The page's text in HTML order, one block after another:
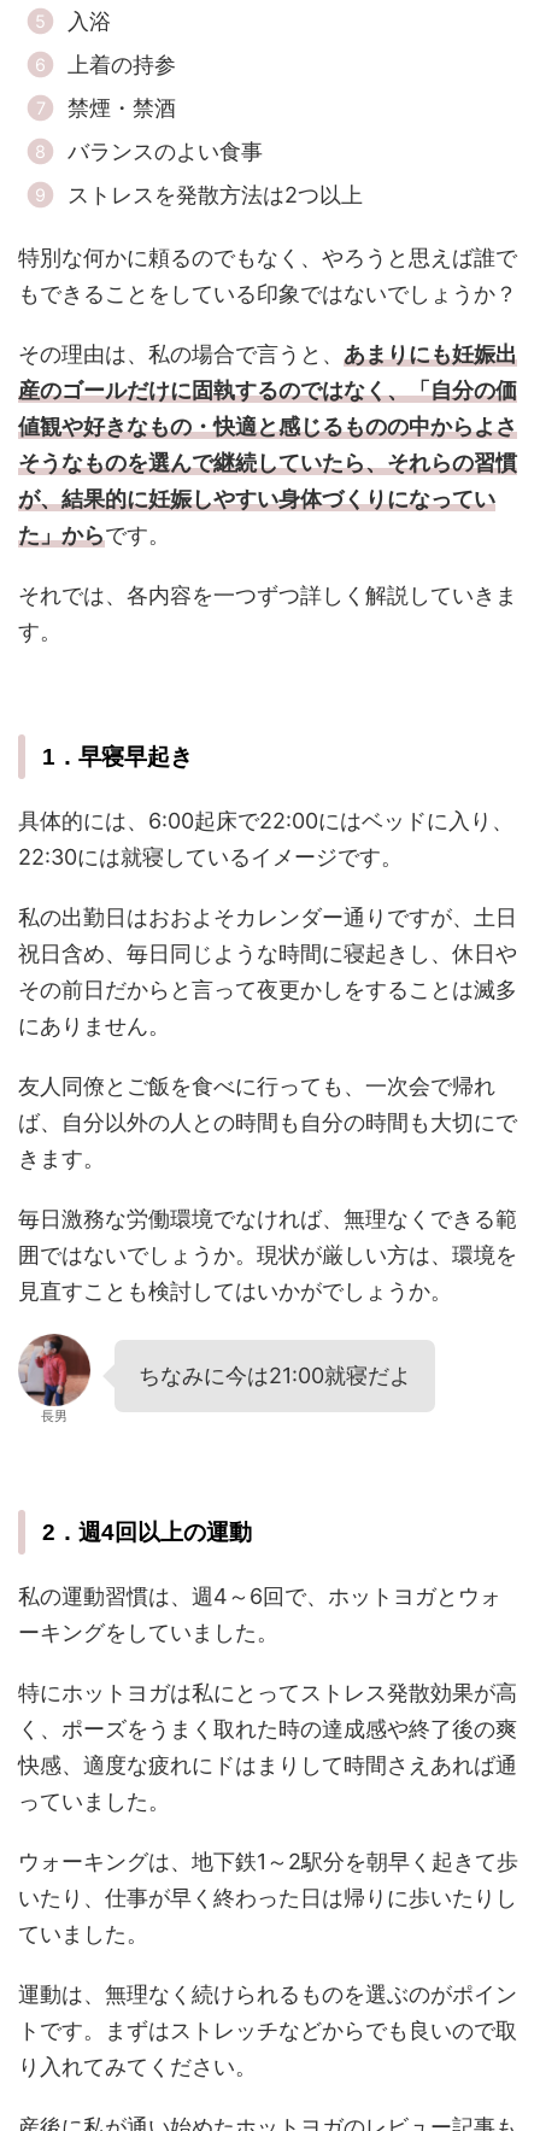
入浴
上着の持参
禁煙・禁酒
バランスのよい食事
ストレスを発散方法は2つ以上
特別な何かに頼るのでもなく、やろうと思えば誰で
もできることをしている印象ではないでしょうか？
その理由は、私の場合で言うと、 あまりにも妊娠出
産のゴールだけに固執するのではなく、「自分の価
値観や好きなもの・快適と感じるものの中からよさ
そうなものを選んで継続していたら、それらの習慣
が、結果的に妊娠しやすい身体づくりになってい
た」からです。
それでは、各内容を一つずつ詳しく解説していきま
す。
1．早寝早起き
具体的には、6:00起床で22:00にはベッドに入り、
22:30には就寝しているイメージです。
私の出勤日はおおよそカレンダー通りですが、土日
祝日含め、毎日同じような時間に寝起きし、休日や
その前日だからと言って夜更かしをすることは滅多
にありません。
友人同僚とご飯を食べに行っても、一次会で帰れ
ば、自分以外の人との時間も自分の時間も大切にで
きます。
毎日激務な労働環境でなければ、無理なくできる範
囲ではないでしょうか。現状が厳しい方は、環境を
見直すことも検討してはいかがでしょうか。
長男
ちなみに今は21:00就寝だよ
2．週4回以上の運動
私の運動習慣は、週4～6回で、ホットヨガとウォ
ーキングをしていました。
特にホットヨガは私にとってストレス発散効果が高
く、ポーズをうまく取れた時の達成感や終了後の爽
快感、適度な疲れにドはまりして時間さえあれば通
っていました。
ウォーキングは、地下鉄1～2駅分を朝早く起きて歩
いたり、仕事が早く終わった日は帰りに歩いたりし
ていました。
運動は、無理なく続けられるものを選ぶのがポイン
トです。まずはストレッチなどからでも良いので取
り入れてみてください。